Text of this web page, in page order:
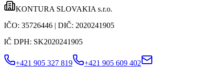
KONTURA SLOVAKIA s.r.o.
IČO: 35726446 | DIČ: 2020241905
IČ DPH: SK2020241905
+421 905 327 819
+421 905 609 402